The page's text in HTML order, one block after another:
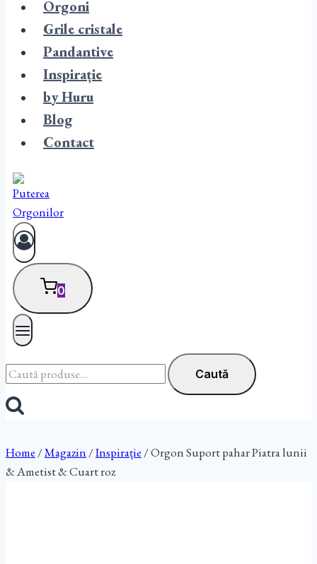
Orgoni
Grile cristale
Pandantive
Inspirație
by Huru
Blog
Contact
0
Caută
după:
Caută
Home /Magazin /Inspirație /Orgon Suport pahar Piatra lunii
& Ametist & Cuart roz